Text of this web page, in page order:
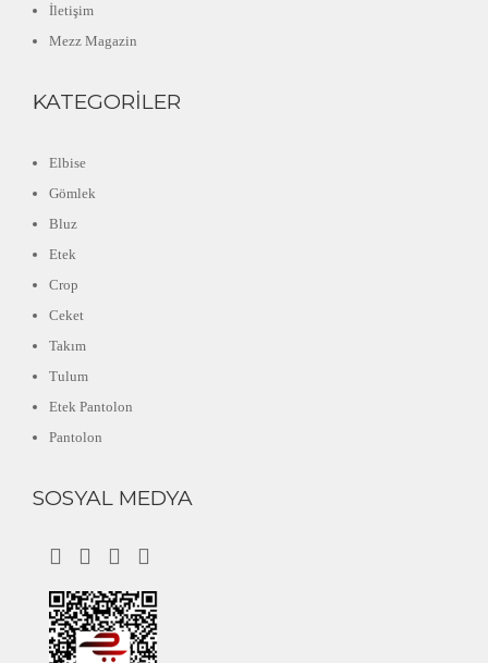
İletişim
Mezz Magazin
KATEGORILER
Elbise
Gömlek
Bluz
Etek
Crop
Ceket
Takım
Tulum
Etek Pantolon
Pantolon
SOSYAL MEDYA